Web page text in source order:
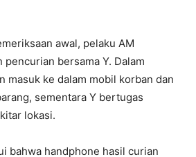
awal, pelaku AM
pencurian bersama Y. Dalam
masuk ke dalam mobil korban dan
sementara Y bertugas
lokasi.
bahwa handphone hasil curian